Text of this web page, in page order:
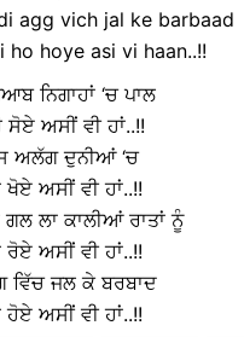
agg vich jal ke barbaad
ho hoye asi vi haan..!!
ਨਿਗਾਹਾਂ ‘ਚ ਪਾਲ
ਅਸੀਂ ਵੀ ਹਾਂ..!!
ਅਲੱਗ ਦੁਨੀਆਂ ‘ਚ
ਅਸੀਂ ਵੀ ਹਾਂ..!!
ਲਾ ਕਾਲੀਆਂ ਰਾਤਾਂ ਨੂੰ
ਅਸੀਂ ਵੀ ਹਾਂ..!!
ਵਿੱਚ ਜਲ ਕੇ ਬਰਬਾਦ
ਅਸੀਂ ਵੀ ਹਾਂ..!!